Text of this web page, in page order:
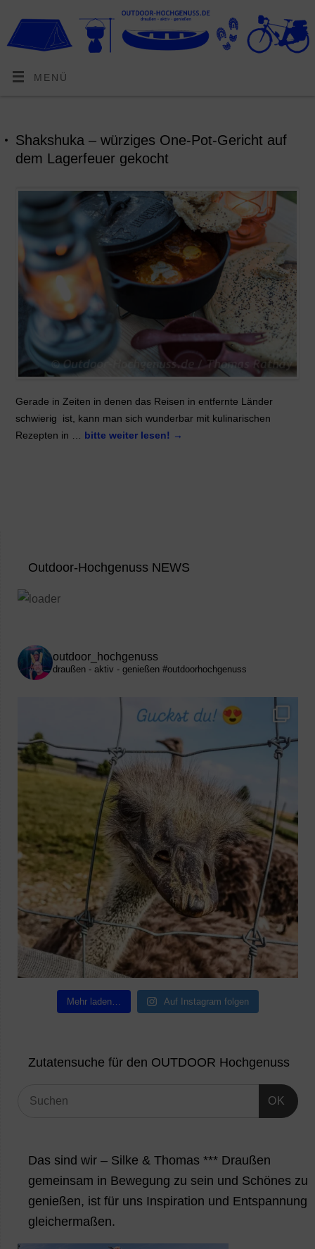
MENÜ
Shakshuka – würziges One-Pot-Gericht auf
dem Lagerfeuer gekocht
Gerade in Zeiten in denen das Reisen in entfernte Länder
schwierig ist, kann man sich wunderbar mit kulinarischen
Rezepten in … bitte weiter lesen! →
Outdoor-Hochgenuss NEWS
outdoor_hochgenuss
draußen - aktiv - genießen #outdoorhochgenuss
Mehr laden… Auf Instagram folgen
Zutatensuche für den OUTDOOR Hochgenuss
OK
Das sind wir – Silke & Thomas *** Draußen
gemeinsam in Bewegung zu sein und Schönes zu
genießen, ist für uns Inspiration und Entspannung
gleichermaßen.